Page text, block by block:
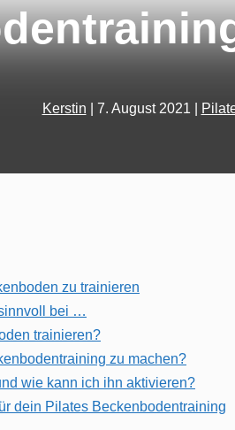
Kerstin 7. August 2021
zu trainieren
bei …
trainieren?
zu machen?
wie kann ich ihn aktivieren?
dein Pilates Beckenbodentraining